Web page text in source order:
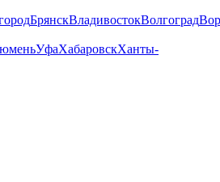
БрянскВладивостокВолгоград
УфаХабаровскХанты-